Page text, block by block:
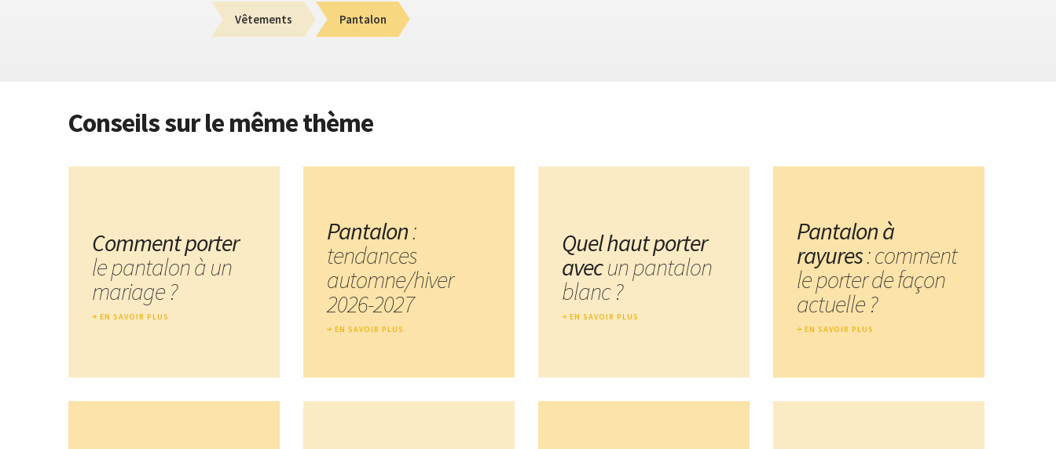
Vêtements Pantalon
Conseils sur le même thème
Comment porter
le pantalon à un
mariage ?
EN SAVOIR PLUS
Pantalon:
tendances
automne/hiver
2026-2027
EN SAVOIR PLUS
Quel haut porter
avecun pantalon
blanc ?
EN SAVOIR PLUS
Pantalon à
rayures: comment
le porter de façon
actuelle ?
EN SAVOIR PLUS